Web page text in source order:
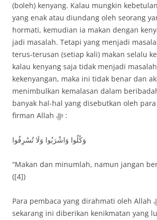
(boleh) kenyang. Kalau mungkin
yang enak atau diundang oleh seorang
hormati, kemudian ia makan dengan
jadi masalah. Tetapi yang menjadi
terus-terusan (setiap kali) makan selalu
kalau kenyang saja tidak menjadi
kekenyangan, maka ini tidak benar dan
menimbulkan kemalasan dalam
banyak hal-hal yang disebutkan oleh
firman Allah ﷻ :
وَكُلُوا وَاشْرَبُوا وَلَا تُسْرِفُوا
“Makan dan minumlah, namun jangan
([4])
Para pembaca yang dirahmati oleh Allah ﷻ , Kita di zaman
sekarang ini diberikan kenikmatan yang